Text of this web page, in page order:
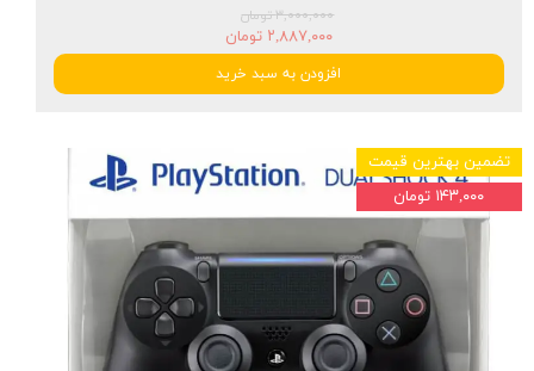
۳,۰۰۰,۰۰۰ تومان
۲,۸۸۷,۰۰۰ تومان
افزودن به سبد خرید
تضمین بهترین قیمت
۱۴۳,۰۰۰ تومان